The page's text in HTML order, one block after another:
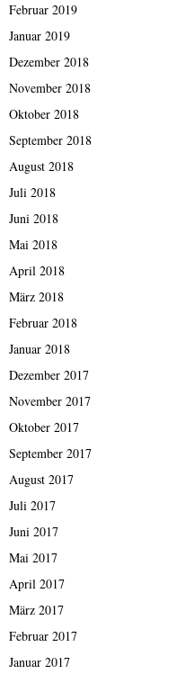
Februar 2019
Januar 2019
Dezember 2018
November 2018
Oktober 2018
September 2018
August 2018
Juli 2018
Juni 2018
Mai 2018
April 2018
März 2018
Februar 2018
Januar 2018
Dezember 2017
November 2017
Oktober 2017
September 2017
August 2017
Juli 2017
Juni 2017
Mai 2017
April 2017
März 2017
Februar 2017
Januar 2017